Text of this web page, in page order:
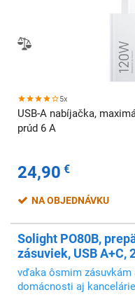
5x
USB-A nabíjačka,
prúd 6 A
24,90 €
NA OBJEDNÁVKU
Solight PO80B,
zásuviek, USB A+C,
vďaka ôsmim zásuvkám
domácnosti aj kancelárie